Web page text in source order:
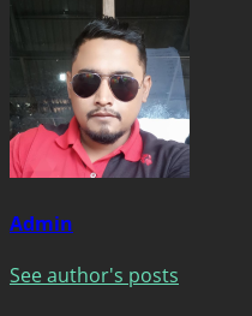
Admin
See author's posts